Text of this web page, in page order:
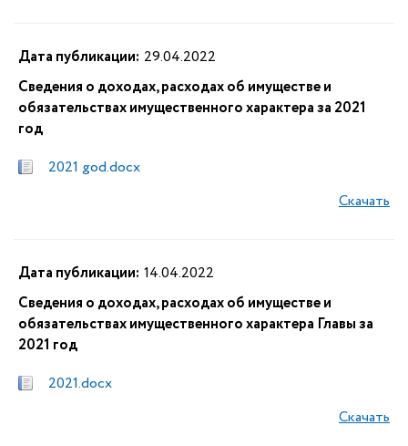
Дата публикации: 29.04.2022
Сведения о доходах, расходах об имуществе и
обязательствах имущественного характера за 2021
год
2021 god.docx
Скачать
Дата публикации: 14.04.2022
Сведения о доходах, расходах об имуществе и
обязательствах имущественного характера Главы за
2021 год
2021.docx
Скачать